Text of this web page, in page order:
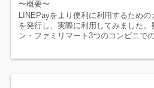
〜概要〜
LINEPayをより便利に利用するための
を発行し、実際に利用してみました
ン・ファミリマート3つのコンビニで